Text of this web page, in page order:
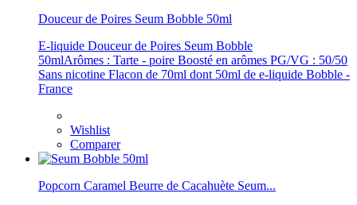
Douceur de Poires Seum Bobble 50ml
E-liquide Douceur de Poires Seum Bobble
50mlArômes : Tarte - poire Boosté en arômes PG/VG : 50/50
Sans nicotine Flacon de 70ml dont 50ml de e-liquide Bobble -
France
Wishlist
Comparer
Popcorn Caramel Beurre de Cacahuète Seum...